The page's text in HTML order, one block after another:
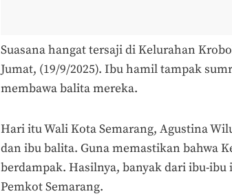
Suasana hangat tersaji di Kelurahan
Jumat, (19/9/2025). Ibu hamil tampak
membawa balita mereka.
Hari itu Wali Kota Semarang, Agustina
dan ibu balita. Guna memastikan bahwa
berdampak. Hasilnya, banyak dari ibu-
Pemkot Semarang.